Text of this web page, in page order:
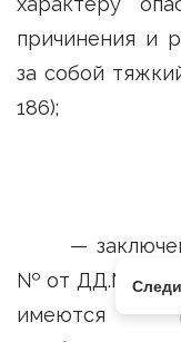
причинения и
за собой
186);
—
№ от
имеются